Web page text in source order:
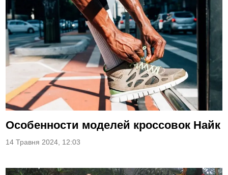
Особенности моделей кроссовок Найк
14 Травня 2024, 12:03